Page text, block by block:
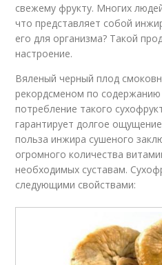
свежему фрукту. Многих
что представляет собой
его для организма? Такой
настроение.
Вяленый черный плод
рекордсменом по
потребление такого
гарантирует долгое
польза инжира сушеного
огромного количества
необходимых суставам.
следующими свойствами: